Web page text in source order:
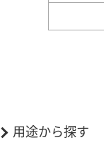
用途から探す